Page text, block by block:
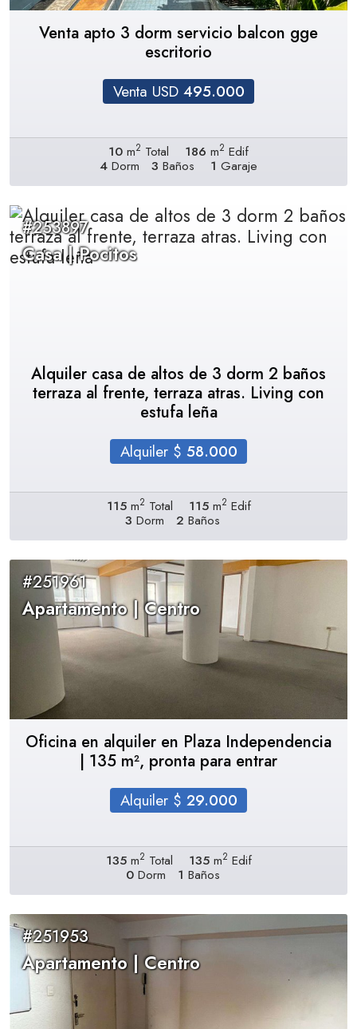
Venta apto 3 dorm servicio balcon gge
escritorio
Venta USD 495.000
10 m2 Total 186 m2 Edif
4 Dorm 3 Baños 1 Garaje
#253897
Casa | Pocitos
Alquiler casa de altos de 3 dorm 2 baños
terraza al frente, terraza atras. Living con
estufa leña
Alquiler $ 58.000
115m2 Total 115m2 Edif
3 Dorm 2 Baños
#251961
Apartamento | Centro
Oficina en alquiler en Plaza Independencia
| 135 m², pronta para entrar
Alquiler $ 29.000
135m2 Total 135m2 Edif
0Dorm 1 Baños
#251953
Apartamento | Centro